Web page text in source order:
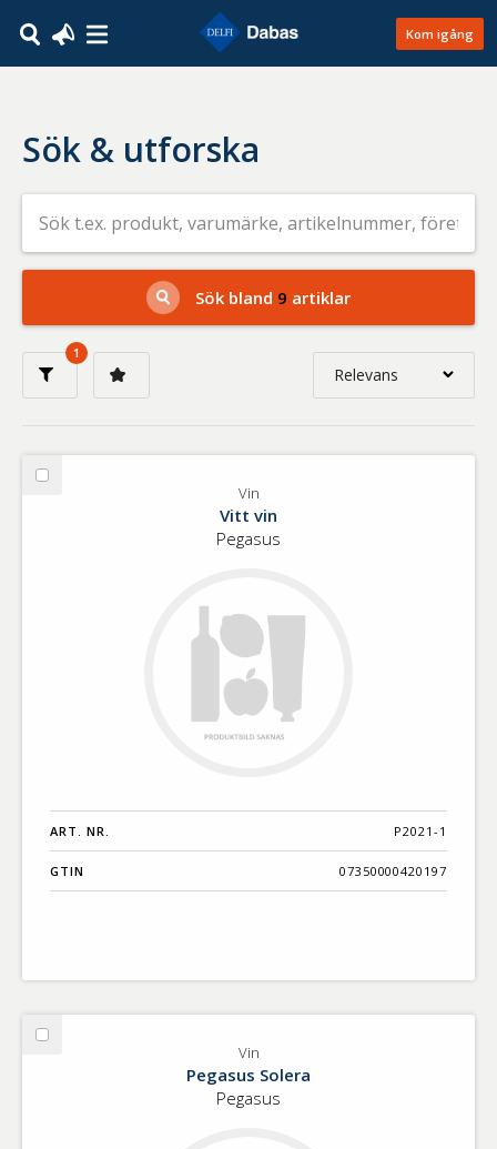
Kom igång
Sök & utforska
Sök
efter
livsmedel
på
t.ex.
produkt,
varumärke,
artikelnummer,
Sök bland 9 artiklar
1
Relevans
Välj
Vin
Vitt vin
Pegasus
ART. NR. P2021-1
GTIN 07350000420197
Välj
Vin
Pegasus Solera
Pegasus